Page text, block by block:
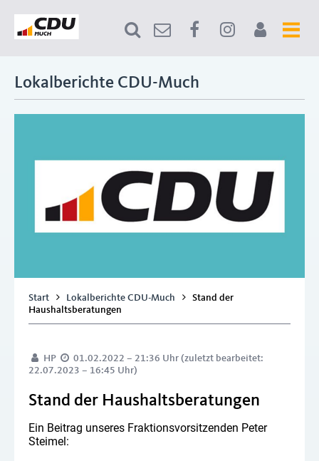
Lokalberichte CDU-Much
Start Lokalberichte CDU-Much
Stand der
Haushaltsberatungen
HP
01.02.2022 – 21:36 Uhr (zuletzt bearbeitet:
22.07.2023 – 16:45 Uhr)
Stand der Haushaltsberatungen
Ein Beitrag unseres Fraktionsvorsitzenden Peter
Steimel: